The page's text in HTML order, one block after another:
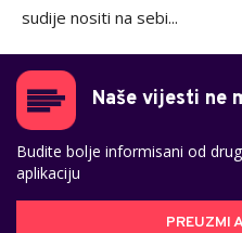
sudije nositi na sebi...
Naše vijesti ne
Budite bolje informisani od
aplikaciju
PREUZMI